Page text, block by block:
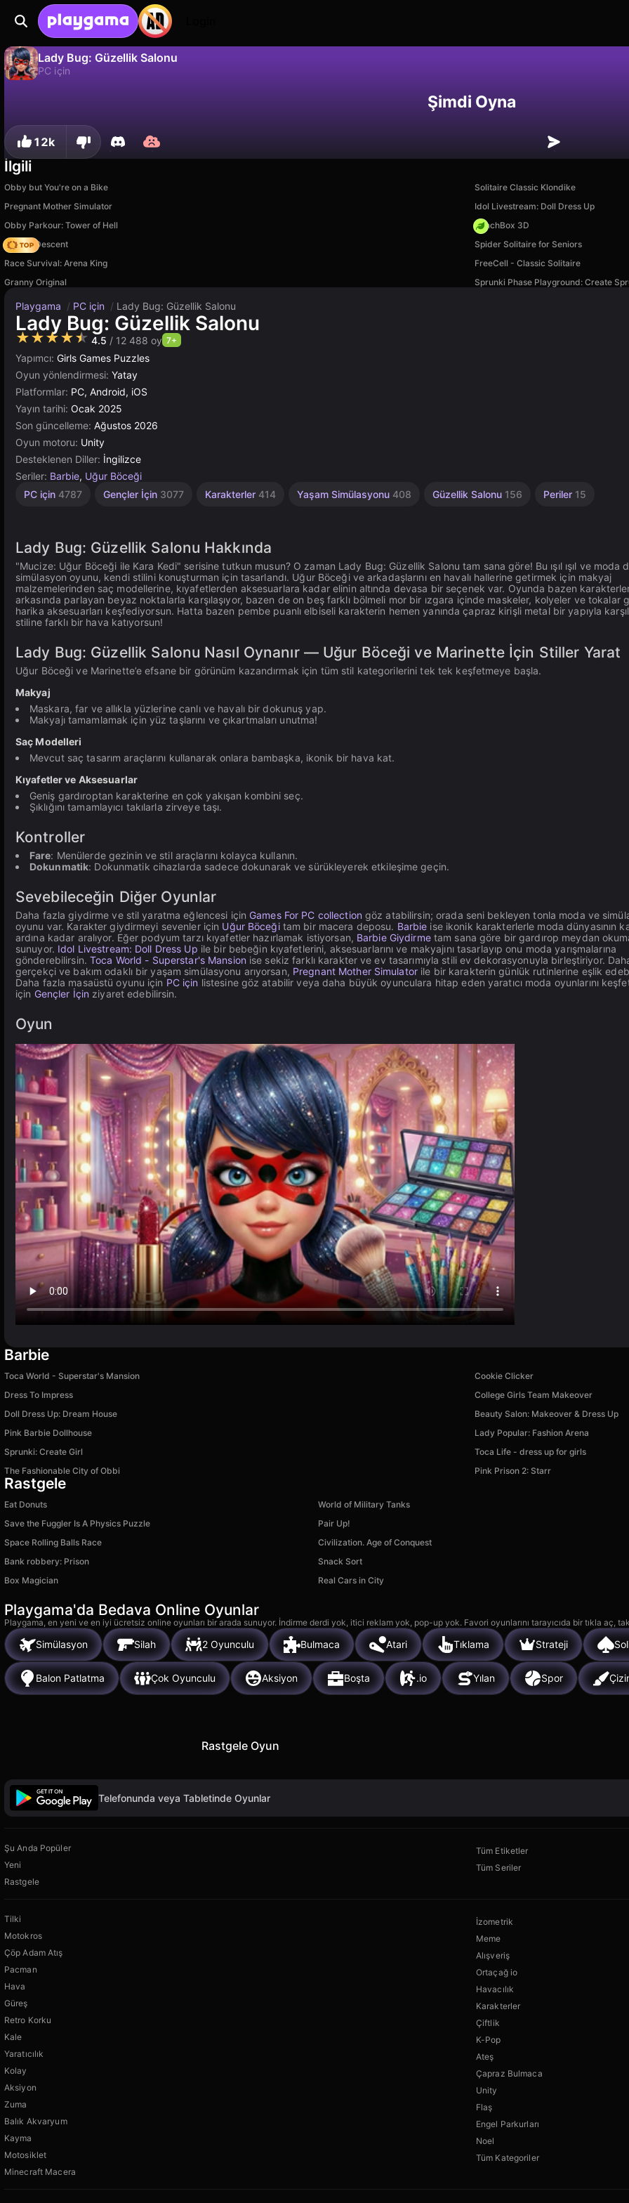
Lady Bug: Güzellik Salonu
PC için
Şimdi Oyna
12k
İlgili
Obby but You're on a Bike
Solitaire Classic Klondike
Pregnant Mother Simulator
Idol Livestream: Doll Dress Up
Obby Parkour: Tower of Hell
PunchBox 3D
Deadly Descent
Spider Solitaire for Seniors
Race Survival: Arena King
FreeCell - Classic Solitaire
Granny Original
Sprunki Phase Playground: Create
Playgama / PC için / Lady Bug: Güzellik Salonu
Lady Bug: Güzellik Salonu
★★★★★ 4.5 / 12 488 oy 7+
Yapımcı: Girls Games Puzzles
Oyun yönlendirmesi: Yatay
Platformlar: PC, Android, iOS
Yayın tarihi: Ocak 2025
Son güncelleme: Ağustos 2026
Oyun motoru: Unity
Desteklenen Diller: İngilizce
Seriler: Barbie, Uğur Böceği
PC için 4787 Gençler İçin 3077 Karakterler 414 Yaşam Simülasyonu 408 Güzellik Salonu 156 Periler 15
Sevimli
Tırnak
Masaüstü
Bebek
Yüksek
Çocuklar
Tarayıcı
Unity
Lady Bug: Güzellik Salonu Hakkında
"Mucize: Uğur Böceği ile Kara Kedi" serisine tutkun musun? O zaman Lady Bug: Güzellik Salonu tam sana göre! Bu ışıl ışıl ve moda
simülasyon oyunu, kendi stilini konuşturman için tasarlandı. Uğur Böceği ve arkadaşlarını en havalı hallerine getirmek için makyaj
malzemelerinden saç modellerine, kıyafetlerden aksesuarlara kadar elinin altında devasa bir seçenek var. Oyunda bazen
arkasında parlayan beyaz noktalarla karşılaşıyor, bazen de on beş farklı bölmeli mor bir ızgara içinde maskeler, kolyeler ve tokalar
harika aksesuarları keşfediyorsun. Hatta bazen pembe puanlı elbiseli karakterin hemen yanında çapraz kirişli metal bir yapıyla
stiline farklı bir hava katıyorsun!
Lady Bug: Güzellik Salonu Nasıl Oynanır — Uğur Böceği ve Marinette İçin Stiller Yarat
Uğur Böceği ve Marinette’e efsane bir görünüm kazandırmak için tüm stil kategorilerini tek tek keşfetmeye başla.
Makyaj
Maskara, far ve allıkla yüzlerine canlı ve havalı bir dokunuş yap.
Makyajı tamamlamak için yüz taşlarını ve çıkartmaları unutma!
Saç Modelleri
Mevcut saç tasarım araçlarını kullanarak onlara bambaşka, ikonik bir hava kat.
Kıyafetler ve Aksesuarlar
Geniş gardıroptan karakterine en çok yakışan kombini seç.
Şıklığını tamamlayıcı takılarla zirveye taşı.
Kontroller
Fare: Menülerde gezinin ve stil araçlarını kolayca kullanın.
Dokunmatik: Dokunmatik cihazlarda sadece dokunarak ve sürükleyerek etkileşime geçin.
Sevebileceğin Diğer Oyunlar
Daha fazla giydirme ve stil yaratma eğlencesi için Games For PC collection göz atabilirsin; orada seni bekleyen tonla moda ve
oyunu var. Karakter giydirmeyi sevenler için Uğur Böceğitam bir macera deposu. Barbie ise ikonik karakterlerle moda dünyasının
ardına kadar aralıyor. Eğer podyum tarzı kıyafetler hazırlamak istiyorsan, Barbie Giydirmetam sana göre bir gardırop meydan
sunuyor. Idol Livestream: Doll Dress Up ile bir bebeğin kıyafetlerini, aksesuarlarını ve makyajını tasarlayıp onu moda yarışmalarına
gönderebilirsin.Toca World - Superstar's Mansion ise sekiz farklı karakter ve ev tasarımıyla stili ev dekorasyonuyla birleştiriyor.
gerçekçi ve bakım odaklı bir yaşam simülasyonu arıyorsan, Pregnant Mother Simulatorile bir karakterin günlük rutinlerine eşlik
Daha fazla masaüstü oyunu için PC için listesine göz atabilir veya daha büyük oyunculara hitap eden yaratıcı moda oyunlarını
için Gençler İçin ziyaret edebilirsin.
Oyun
Barbie
Toca World - Superstar's Mansion
Cookie Clicker
Dress To Impress
College Girls Team Makeover
Doll Dress Up: Dream House
Beauty Salon: Makeover & Dress Up
Pink Barbie Dollhouse
Lady Popular: Fashion Arena
Sprunki: Create Girl
Toca Life - dress up for girls
The Fashionable City of Obbi
Pink Prison 2: Starr
Rastgele
Eat Donuts World of Military Tanks
Save the Fuggler Is A Physics Puzzle
Pair Up!
Space Rolling Balls Race
Civilization. Age of Conquest
Bank robbery: Prison
Snack Sort
Box Magician
Real Cars in City
Playgama'da Bedava Online Oyunlar
Playgama, en yeni ve en iyi ücretsiz online oyunları bir arada sunuyor. İndirme derdi yok, itici reklam yok, pop-up yok. Favori oyunlarını tarayıcıda bir tıkla aç,
Simülasyon Silah 2 Oyunculu Bulmaca Atari Tıklama Strateji
Balon Patlatma Çok Oyunculu Aksiyon Boşta .io Yılan Spor
Rastgele Oyun
Telefonunda veya Tabletinde Oyunlar
Şu Anda Popüler
Yeni
Rastgele
Tüm Etiketler
Tüm Seriler
Tilki
Motokros
Çöp Adam Atış
Pacman
Hava
Güreş
Retro Korku
Kale
Yaratıcılık
Kolay
Aksiyon
Zuma
Balık Akvaryum
Kayma
Motosiklet
Minecraft Macera
İzometrik
Meme
Alışveriş
Ortaçağ io
Havacılık
Karakterler
Çiftlik
K-Pop
Ateş
Çapraz Bulmaca
Unity
Flaş
Engel Parkurları
Noel
Tüm Kategoriler